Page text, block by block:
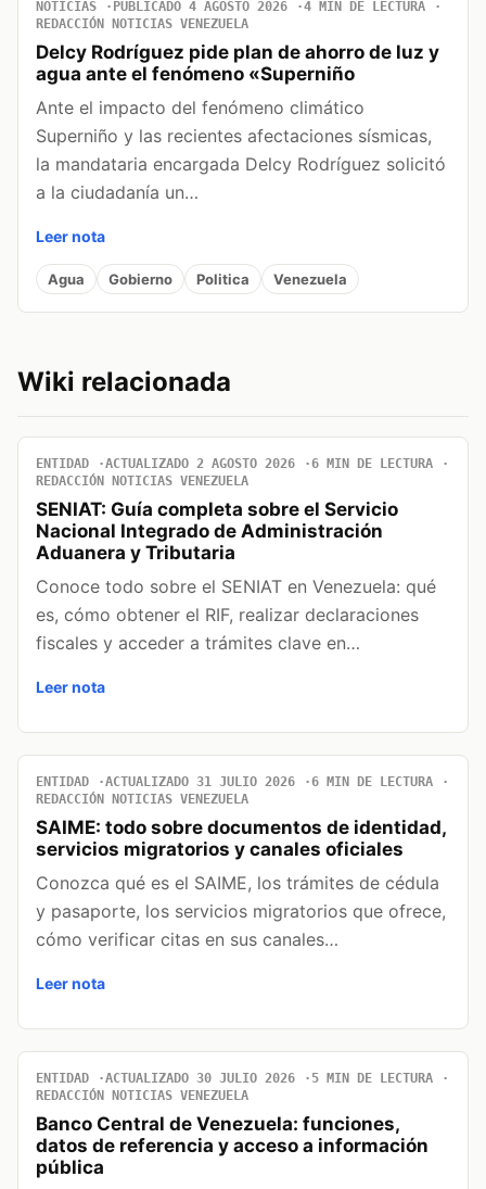
NOTICIAS PUBLICADO 4 AGOSTO 2026
4 MIN DE LECTURA
REDACCIÓN NOTICIAS VENEZUELA
Delcy Rodríguez pide plan de ahorro de luz y
agua ante el fenómeno «Superniño
Ante el impacto del fenómeno climático
Superniño y las recientes afectaciones sísmicas,
la mandataria encargada Delcy Rodríguez solicitó
a la ciudadanía un…
Leer nota
Agua Gobierno Politica Venezuela
Wiki relacionada
ENTIDAD ACTUALIZADO 2 AGOSTO 2026
6 MIN DE LECTURA
REDACCIÓN NOTICIAS VENEZUELA
SENIAT: Guía completa sobre el Servicio
Nacional Integrado de Administración
Aduanera y Tributaria
Conoce todo sobre el SENIAT en Venezuela: qué
es, cómo obtener el RIF, realizar declaraciones
fiscales y acceder a trámites clave en…
Leer nota
ENTIDAD ACTUALIZADO 31 JULIO 2026
6 MIN DE LECTURA
REDACCIÓN NOTICIAS VENEZUELA
SAIME: todo sobre documentos de identidad,
servicios migratorios y canales oficiales
Conozca qué es el SAIME, los trámites de cédula
y pasaporte, los servicios migratorios que ofrece,
cómo verificar citas en sus canales…
Leer nota
ENTIDAD ACTUALIZADO 30 JULIO 2026
5 MIN DE LECTURA
REDACCIÓN NOTICIAS VENEZUELA
Banco Central de Venezuela: funciones,
datos de referencia y acceso a información
pública